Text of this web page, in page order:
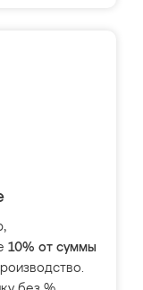
10% от суммы